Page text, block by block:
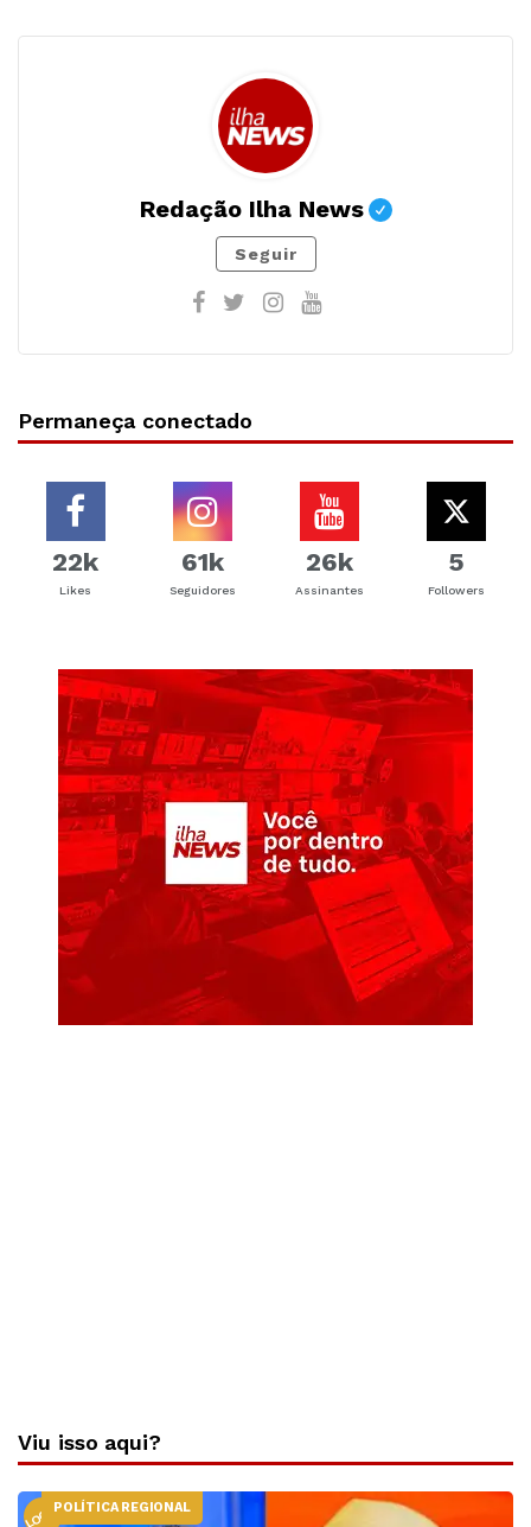
Redação Ilha News
Seguir
Permaneça conectado
22k
Likes
61k
Seguidores
26k
Assinantes
5
Followers
Viu isso aqui?
LOCALPOLÍTICA REGIONAL